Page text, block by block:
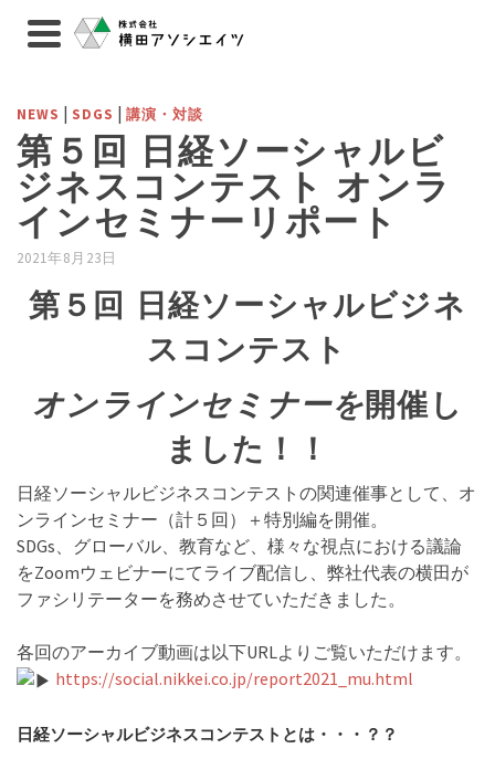
NEWS | SDGS | 講演・対談
第５回 日経ソーシャルビ
ジネスコンテスト オンラ
インセミナーリポート
2021年8月23日
第５回 日経ソーシャルビジネ
スコンテスト
オンラインセミナーを開催し
ました！！
日経ソーシャルビジネスコンテストの関連催事として、オ
ンラインセミナー（計５回）＋特別編を開催。
SDGs、グローバル、教育など、様々な視点における議論
をZoomウェビナーにてライブ配信し、弊社代表の横田が
ファシリテーターを務めさせていただきました。
各回のアーカイブ動画は以下URLよりご覧いただけます。
https://social.nikkei.co.jp/report2021_mu.html
日経ソーシャルビジネスコンテストとは・・・？？